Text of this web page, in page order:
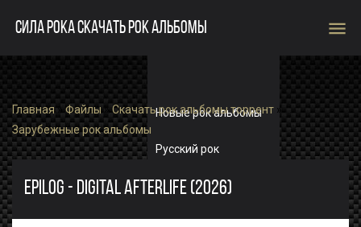
СИЛА РОКА СКАЧАТЬ РОК АЛЬБОМЫ menu
Новые рок альбомы
Русский рок
Зарубежный рок
Single
Главная»Файлы»Скачать рок альбомы торрент »
Зарубежные рок альбомы
EPILOG - DIGITAL AFTERLIFE (2026)